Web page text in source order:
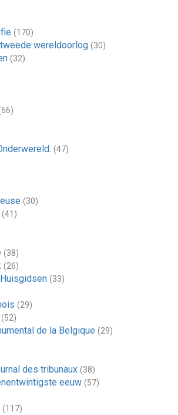
(170)
wereldoorlog (30)
(32)
(47)
(30)
(41)
(38)
(26)
(33)
(29)
(52)
de la Belgique (29)
des tribunaux (38)
eeuw (57)
(117)